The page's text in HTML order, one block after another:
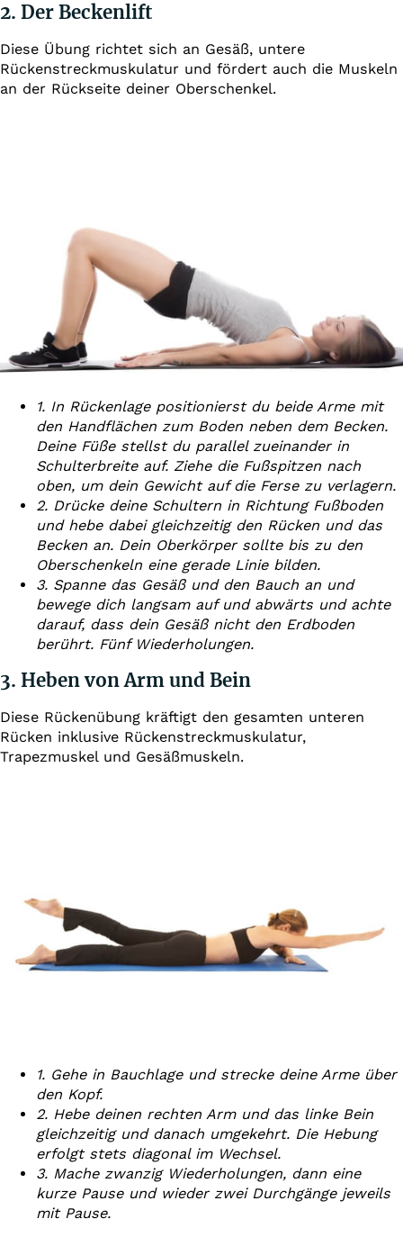
2. Der Beckenlift
Diese Übung richtet sich an Gesäß, untere
Rückenstreckmuskulatur und fördert auch die Muskeln
an der Rückseite deiner Oberschenkel.
1. In Rückenlage positionierst du beide Arme mit
den Handflächen zum Boden neben dem Becken.
Deine Füße stellst du parallel zueinander in
Schulterbreite auf. Ziehe die Fußspitzen nach
oben, um dein Gewicht auf die Ferse zu verlagern.
2. Drücke deine Schultern in Richtung Fußboden
und hebe dabei gleichzeitig den Rücken und das
Becken an. Dein Oberkörper sollte bis zu den
Oberschenkeln eine gerade Linie bilden.
3. Spanne das Gesäß und den Bauch an und
bewege dich langsam auf und abwärts und achte
darauf, dass dein Gesäß nicht den Erdboden
berührt. Fünf Wiederholungen.
3. Heben von Arm und Bein
Diese Rückenübung kräftigt den gesamten unteren
Rücken inklusive Rückenstreckmuskulatur,
Trapezmuskel und Gesäßmuskeln.
1. Gehe in Bauchlage und strecke deine Arme über
den Kopf.
2. Hebe deinen rechten Arm und das linke Bein
gleichzeitig und danach umgekehrt. Die Hebung
erfolgt stets diagonal im Wechsel.
3. Mache zwanzig Wiederholungen, dann eine
kurze Pause und wieder zwei Durchgänge jeweils
mit Pause.